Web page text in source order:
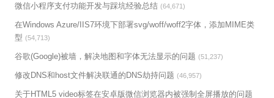
微信小程序支付功能开发与踩坑经验总结 (64,671)
在Windows Azure/IIS7环境下部署svg/woff/woff2字体，添加MIME类
型 (54,713)
谷歌(Google)被墙，解决地图和字体无法显示的问题 (51,237)
修改DNS和host文件解决联通的DNS劫持问题 (46,957)
关于HTML5 video标签在安卓版微信浏览器内被强制全屏播放的问题